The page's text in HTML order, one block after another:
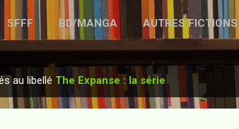
SFFF BD/MANGA AUTRES FICTIONS
MENTIONS LÉGALES
au libellé The Expanse : la série